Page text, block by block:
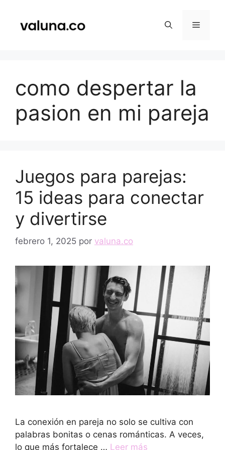
contenido
Menú
como despertar la
pasion en mi pareja
Juegos para parejas:
15 ideas para conectar
y divertirse
febrero 1, 2025 por valuna.co
La conexión en pareja no solo se cultiva con
palabras bonitas o cenas románticas. A veces,
lo que más fortalece … Leer más